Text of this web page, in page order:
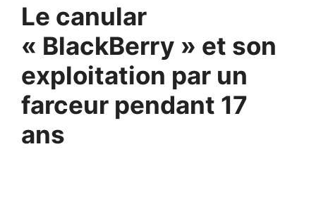
Le canular
« BlackBerry » et son
exploitation par un
farceur pendant 17
ans